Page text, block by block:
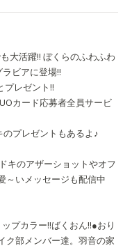
大活躍!! ぼくらのふわふわ
ビアに登場!!
プレゼント!!
カード応募者全員サービ
プレゼントもあるよ♪
キのアザーショットやオフ
～いメッセージも配信中
プカラー!!ばくおん!!●おり
ク部メンバー達。羽音の家